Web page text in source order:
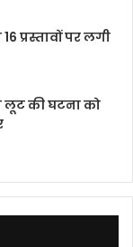
प्रस्तावों पर लगी
लूट की घटना को